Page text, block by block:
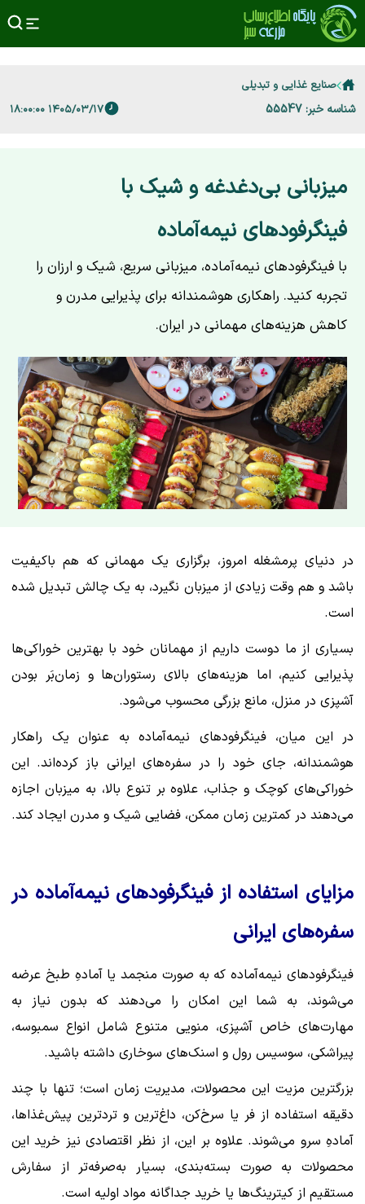
صنایع غذایی و تبدیلی
شناسه خبر: 55547 ۱۴۰۵/۰۳/۱۷ ۱۸:۰۰:۰۰
میزبانی بی‌دغدغه و شیک با
فینگرفودهای نیمه‌آماده
با فینگرفودهای نیمه‌آماده، میزبانی سریع، شیک و ارزان را
تجربه کنید. راهکاری هوشمندانه برای پذیرایی مدرن و
کاهش هزینه‌های مهمانی در ایران.
در دنیای پرمشغله امروز، برگزاری یک مهمانی که هم باکیفیت
باشد و هم وقت زیادی از میزبان نگیرد، به یک چالش تبدیل شده
است.
بسیاری از ما دوست داریم از مهمانان خود با بهترین خوراکی‌ها
پذیرایی کنیم، اما هزینه‌های بالای رستوران‌ها و زمان‌بَر بودن
آشپزی در منزل، مانع بزرگی محسوب می‌شود.
در این میان، فینگرفودهای نیمه‌آماده به عنوان یک راهکار
هوشمندانه، جای خود را در سفره‌های ایرانی باز کرده‌اند. این
خوراکی‌های کوچک و جذاب، علاوه بر تنوع بالا، به میزبان اجازه
می‌دهند در کمترین زمان ممکن، فضایی شیک و مدرن ایجاد کند.
مزایای استفاده از فینگرفودهای نیمه‌آماده در
سفره‌های ایرانی
فینگرفودهای نیمه‌آماده که به صورت منجمد یا آمادهِ طبخ عرضه
می‌شوند، به شما این امکان را می‌دهند که بدون نیاز به
مهارت‌های خاص آشپزی، منویی متنوع شامل انواع سمبوسه،
پیراشکی، سوسیس‌ رول و اسنک‌های سوخاری داشته باشید.
بزرگترین مزیت این محصولات، مدیریت زمان است؛ تنها با چند
دقیقه استفاده از فر یا سرخ‌کن، داغ‌ترین و تردترین پیش‌غذاها،
آمادهِ سرو می‌شوند. علاوه بر این، از نظر اقتصادی نیز خرید این
محصولات به صورت بسته‌بندی، بسیار به‌صرفه‌تر از سفارش
مستقیم از کیترینگ‌ها یا خرید جداگانه مواد اولیه است.